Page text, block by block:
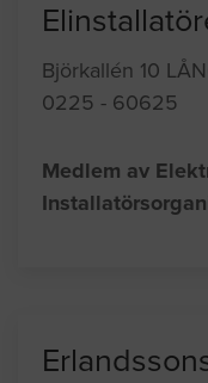
Björkallén 10
0225 - 60625
Medlem av